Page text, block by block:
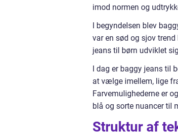
imod normen og
I begyndelsen blev
var en sød og sjov
jeans til børn udviklet
I dag er baggy jeans til
at vælge imellem, lige
Farvemulighederne er
blå og sorte nuancer til
Struktur af